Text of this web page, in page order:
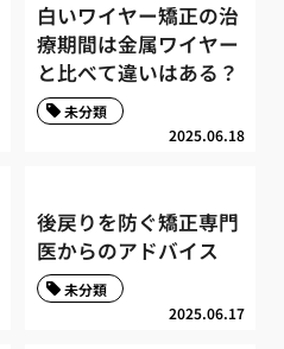
白いワイヤー矯正の治
療期間は金属ワイヤー
と比べて違いはある？
2025.06.18
未分類
後戻りを防ぐ矯正専門
医からのアドバイス
2025.06.17
未分類